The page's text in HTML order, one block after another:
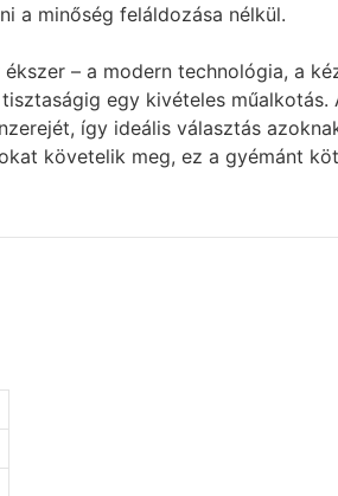
a minőség feláldozása nélkül.
– a modern technológia, a
egy kivételes
így ideális választás
követelik meg, ez a gyémánt